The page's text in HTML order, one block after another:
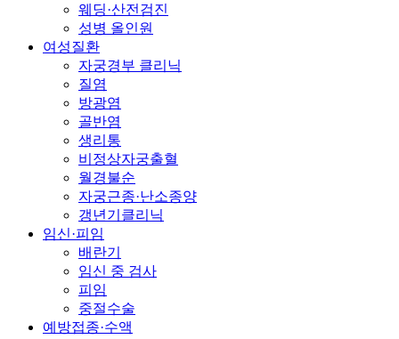
웨딩·산전검진
성병 올인원
여성질환
자궁경부 클리닉
질염
방광염
골반염
생리통
비정상자궁출혈
월경불순
자궁근종·난소종양
갱년기클리닉
임신·피임
배란기
임신 중 검사
피임
중절수술
예방접종·수액